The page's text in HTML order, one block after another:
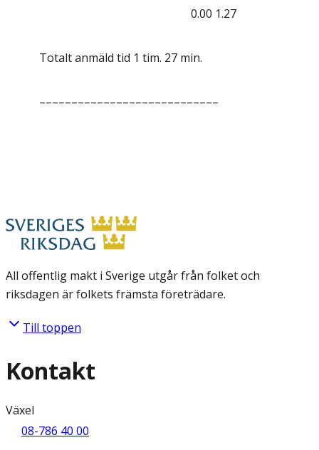
0.00 1.27
Totalt anmäld tid 1 tim. 27 min.
––––––––––––––––––––––––––––
All offentlig makt i Sverige utgår från folket och
riksdagen är folkets främsta företrädare.
Till toppen
Kontakt
Växel
08-786 40 00